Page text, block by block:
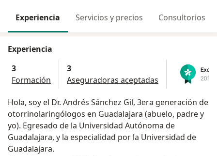
Experiencia Servicios y precios Consultorios
Experiencia
3
Formación
3
Aseguradoras aceptadas
Hola, soy el Dr. Andrés Sánchez Gil, 3era generación de
otorrinolaringólogos en Guadalajara (abuelo, padre y
yo). Egresado de la Universidad Autónoma de
Guadalajara, y la especialidad por la Universidad de
Guadalajara.